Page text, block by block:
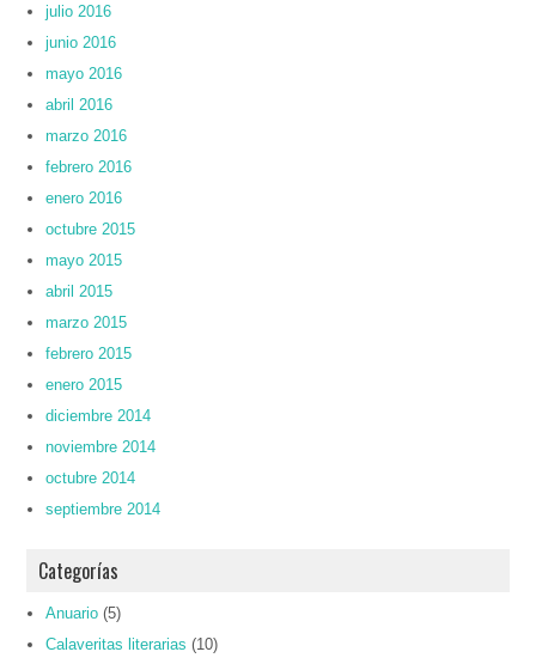
julio 2016
junio 2016
mayo 2016
abril 2016
marzo 2016
febrero 2016
enero 2016
octubre 2015
mayo 2015
abril 2015
marzo 2015
febrero 2015
enero 2015
diciembre 2014
noviembre 2014
octubre 2014
septiembre 2014
Categorías
Anuario (5)
Calaveritas literarias (10)